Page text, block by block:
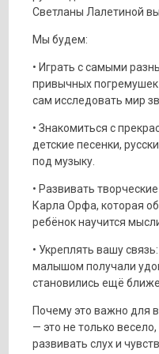
Светланы Лалетиной
Мы будем:
• Играть с самыми
привычных
сам исследовать мир
• Знакомиться с
детские песенки,
под музыку.
• Развивать
Карла Орфа, которая
ребёнок научится
• Укреплять вашу
малышом получали
становились ещё ближе.
Почему это важно для
— это не только
развивать слух и